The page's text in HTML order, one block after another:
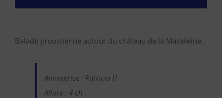
Balade proustienne autour du château de la Madeleine.
Animatrice : Patricia H
Allure : 4 ch